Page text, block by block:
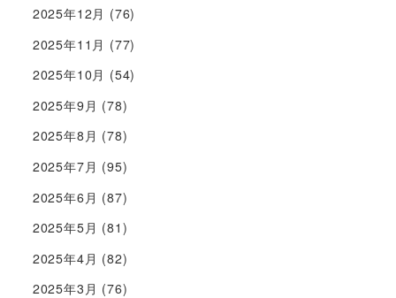
2025年12月 (76)
2025年11月 (77)
2025年10月 (54)
2025年9月 (78)
2025年8月 (78)
2025年7月 (95)
2025年6月 (87)
2025年5月 (81)
2025年4月 (82)
2025年3月 (76)